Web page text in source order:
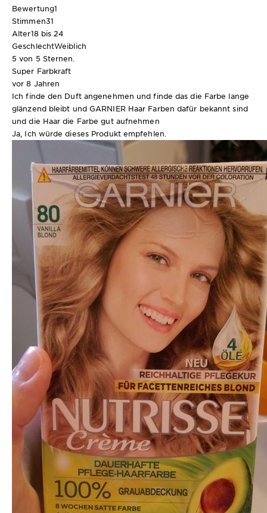
Bewertung1
Stimmen31
Alter18 bis 24
GeschlechtWeiblich
5 von 5 Sternen.
Super Farbkraft
vor 8 Jahren
Ich finde den Duft angenehmen und finde das die Farbe lange
glänzend bleibt und GARNIER Haar Farben dafür bekannt sind
und die Haar die Farbe gut aufnehmen
Ja, Ich würde dieses Produkt empfehlen.